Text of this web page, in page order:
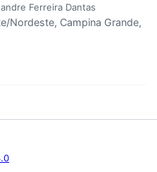
Ferreira Dantas
Nordeste, Campina Grande,